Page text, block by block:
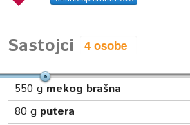
Sastojci
550 g mekog brašna
80 g putera